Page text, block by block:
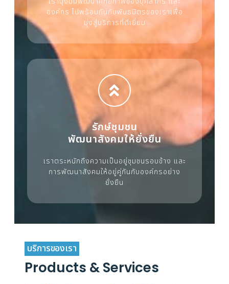
องค์กร ไปพร้อมกันกับพันธมิตรของเราเพื่อ
มุ่งสู่บริการที่ดีเยี่ยม
รักษ์ชุมชน
พัฒนาสังคมให้ยั่งยืน
เราตระหนักถึงความเป็นอยู่ชุมชนรอบข้าง และ
การพัฒนาสังคมให้อยู่คู่กันกับองค์กรอย่าง
ยั่งยืน
บริการของเรา
Products & Services